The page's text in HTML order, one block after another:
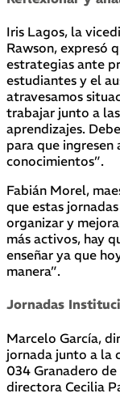
Iris Lagos, la
Rawson, expresó
estrategias ante
estudiantes y el
atravesamos
trabajar junto a
aprendizajes.
para que ingresen
conocimientos”.
Fabián Morel,
que estas
organizar y
más activos, hay
enseñar ya que
manera”.
Jornadas
Marcelo García,
jornada junto a la
034 Granadero
directora Cecilia